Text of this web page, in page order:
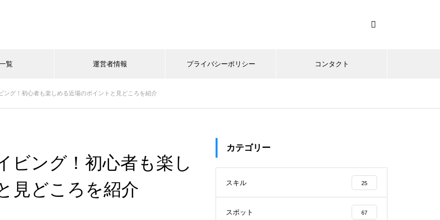
覧 運営者情報 プライバシーポリシー コンタクト
ング！初心者も楽しめる近場のポイントと見どころを紹介
ビング！初心者も楽し
見どころを紹介
カテゴリー
スキル 25
スポット 67